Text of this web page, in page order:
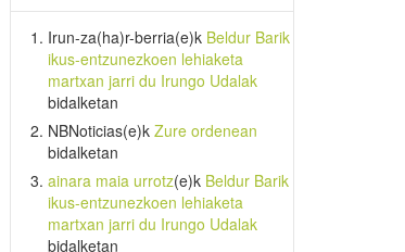
Irun-za(ha)r-berria(e)k Beldur Barik
ikus-entzunezkoen lehiaketa
martxan jarri du Irungo Udalak
bidalketan
NBNoticias(e)k Zure ordenean
bidalketan
ainara maia urrotz(e)k Beldur Barik
ikus-entzunezkoen lehiaketa
martxan jarri du Irungo Udalak
bidalketan